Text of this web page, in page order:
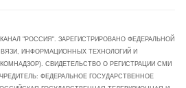
"РОССИЯ". ЗАРЕГИСТРИРОВАНО ФЕДЕРАЛЬНОЙ
ИНФОРМАЦИОННЫХ ТЕХНОЛОГИЙ И
СВИДЕТЕЛЬСТВО О РЕГИСТРАЦИИ СМИ
ФЕДЕРАЛЬНОЕ ГОСУДАРСТВЕННОЕ